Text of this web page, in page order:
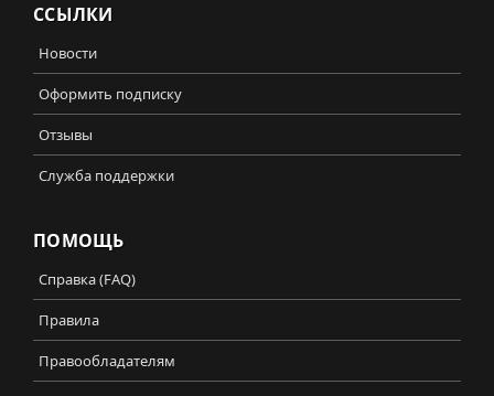
ССЫЛКИ
Новости
Оформить подписку
Отзывы
Служба поддержки
ПОМОЩЬ
Справка (FAQ)
Правила
Правообладателям